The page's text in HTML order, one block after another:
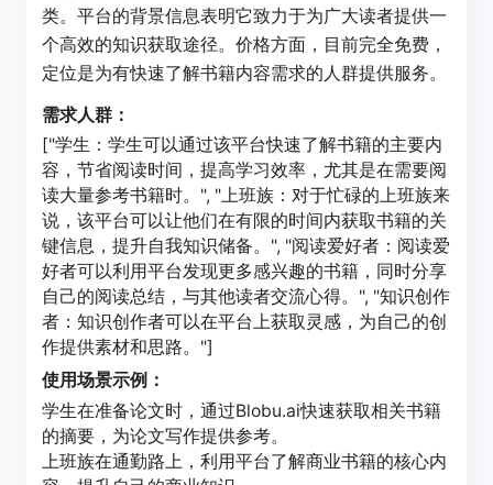
类。平台的背景信息表明它致力于为广大读者提供一
个高效的知识获取途径。价格方面，目前完全免费，
定位是为有快速了解书籍内容需求的人群提供服务。
需求人群：
["学生：学生可以通过该平台快速了解书籍的主要内
容，节省阅读时间，提高学习效率，尤其是在需要阅
读大量参考书籍时。", "上班族：对于忙碌的上班族来
说，该平台可以让他们在有限的时间内获取书籍的关
键信息，提升自我知识储备。", "阅读爱好者：阅读爱
好者可以利用平台发现更多感兴趣的书籍，同时分享
自己的阅读总结，与其他读者交流心得。", "知识创作
者：知识创作者可以在平台上获取灵感，为自己的创
作提供素材和思路。"]
使用场景示例：
学生在准备论文时，通过Blobu.ai快速获取相关书籍
的摘要，为论文写作提供参考。
上班族在通勤路上，利用平台了解商业书籍的核心内